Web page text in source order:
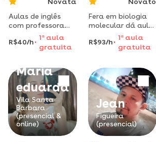
Aulas de inglês
com professora
especialista nas
diversas
modalidades de
R$40/h
1 a aula
gratuita
Fera em biologia
molecular dá aula
de gaita de boca
para iniciantes
com apostila e
R$93/h
1 aaula
gratuita
Maria
eduarda
Vila Santa
Barbara
(presencial &
online)
Jean
Figueira
(presencial)